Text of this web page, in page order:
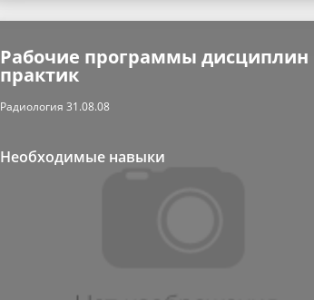
Рабочие программы дисциплин
практик
Радиология 31.08.08
Необходимые навыки